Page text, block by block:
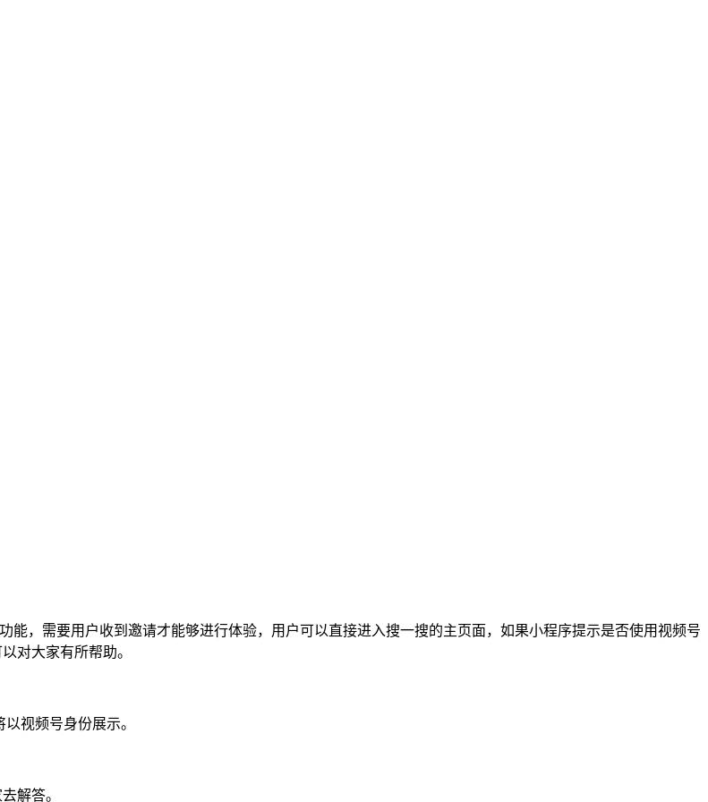
能，需要用户收到邀请才能够进行体验，用户可以直接进入搜一搜的主页面，如果小程序提示是否使用视频号
对大家有所帮助。
视频号身份展示。
解答。